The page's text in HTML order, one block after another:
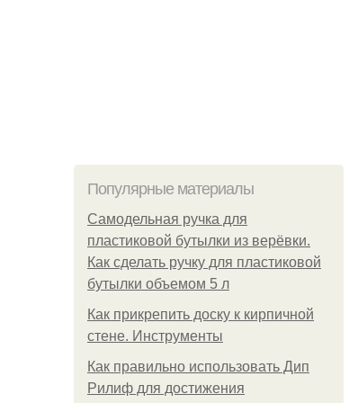
Популярные материалы
Самодельная ручка для
пластиковой бутылки из верёвки.
Как сделать ручку для пластиковой
бутылки объемом 5 л
Как прикрепить доску к кирпичной
стене. Инструменты
Как правильно использовать Дип
Рилиф для достижения